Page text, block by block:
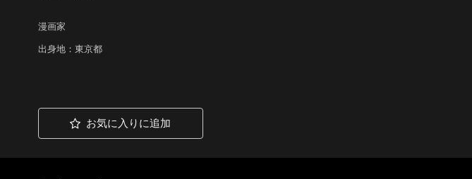
漫画家
出身地：東京都
お気に入りに追加